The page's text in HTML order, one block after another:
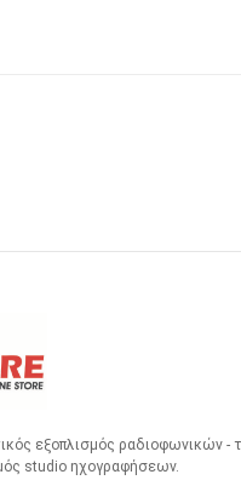
εξοπλισμός ραδιοφωνικών -
studio ηχογραφήσεων.